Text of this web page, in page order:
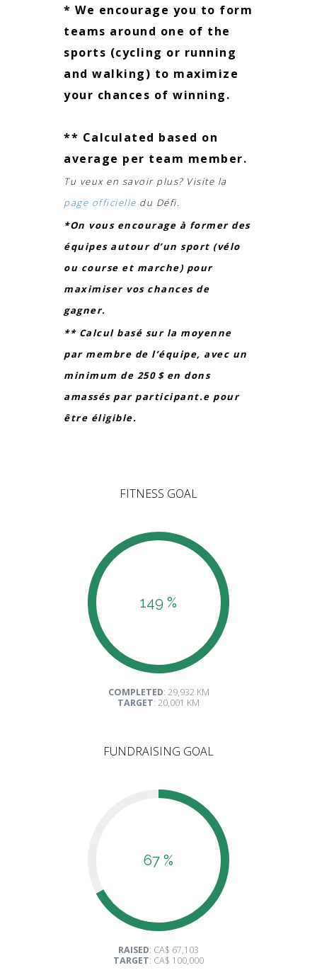
* We encourage you to form
teams around one of the
sports (cycling or running
and walking) to maximize
your chances of winning.
** Calculated based on
average per team member.
Tu veux en savoir plus? Visite la
page officielle du Défi.
*On vous encourage à former des
équipes autour d’un sport (vélo
ou course et marche) pour
maximiser vos chances de
gagner.
** Calcul basé sur la moyenne
par membre de l’équipe, avec un
minimum de 250 $ en dons
amassés par participant.e pour
être éligible.
FITNESS GOAL
149 %
COMPLETED: 29,932 KM
TARGET: 20,001 KM
FUNDRAISING GOAL
67 %
RAISED: CA$ 67,103
TARGET: CA$ 100,000